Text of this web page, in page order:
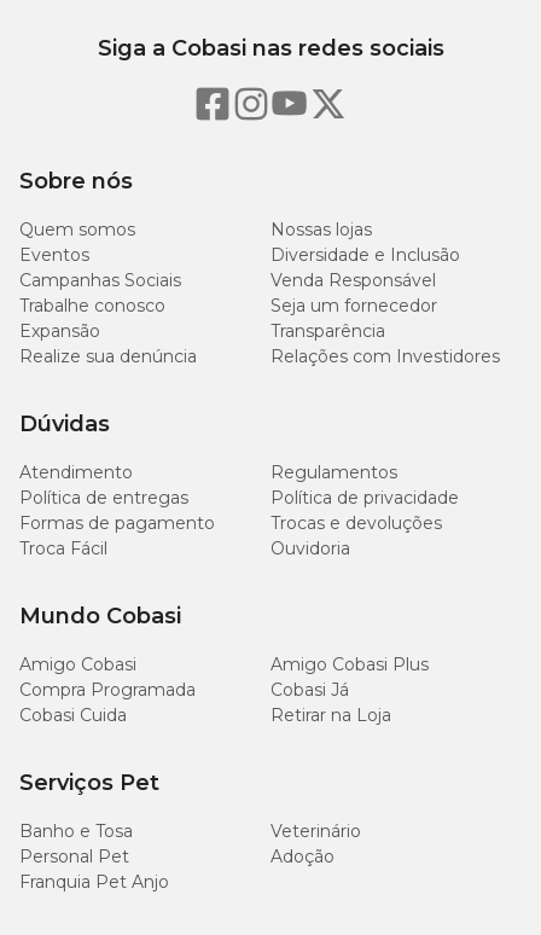
Umidade (máx) - 120,0g/kg - 12,00%
Proteína Bruta (mín) - 200/kg - 20,0 %
Extrato Etéreo (mín) - 60,0g/kg - 6,0%
Matéria Fibrosa (máx) - 40,0g/kg - 4,0%
Cálcio (mín) - 3000,0mg/kg - 0,30%
Mannan-Oligossacadídeos (máx) - 150,0g mg/kg - 0,015%
Encontre a maior variedade de Alimentos para Aves com os
melhorespreçosna Cobasi!
Sobre nós
Quem somos
Nossas lojas
Eventos
Diversidade e Inclusão
Campanhas Sociais
Venda Responsável
Trabalhe conosco
Seja um fornecedor
Expansão
Transparência
Realize sua denúncia
Relações com Investidores
Dúvidas
Atendimento
Regulamentos
Política de entregas
Política de privacidade
Formas de pagamento
Trocas e devoluções
Troca Fácil
Ouvidoria
Mundo Cobasi
Amigo Cobasi
Amigo Cobasi Plus
Compra Programada
Cobasi Já
Cobasi Cuida
Retirar na Loja
Serviços Pet
Banho e Tosa
Veterinário
Personal Pet
Adoção
Franquia Pet Anjo
Siga a Cobasi nas redes sociais